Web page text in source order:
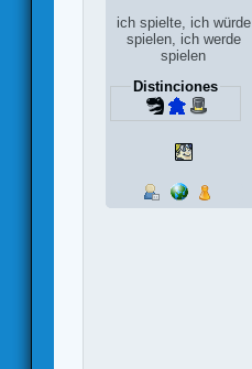
ich spielte, ich würde
spielen, ich werde
spielen
Distinciones